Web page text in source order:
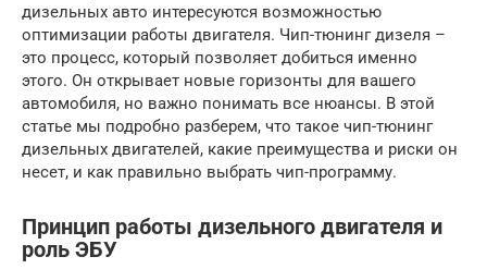
дизельных авто интересуются возможностью
оптимизации работы двигателя. Чип-тюнинг дизеля –
это процесс, который позволяет добиться именно
этого. Он открывает новые горизонты для вашего
автомобиля, но важно понимать все нюансы. В этой
статье мы подробно разберем, что такое чип-тюнинг
дизельных двигателей, какие преимущества и риски он
несет, и как правильно выбрать чип-программу.
Принцип работы дизельного двигателя и
роль ЭБУ